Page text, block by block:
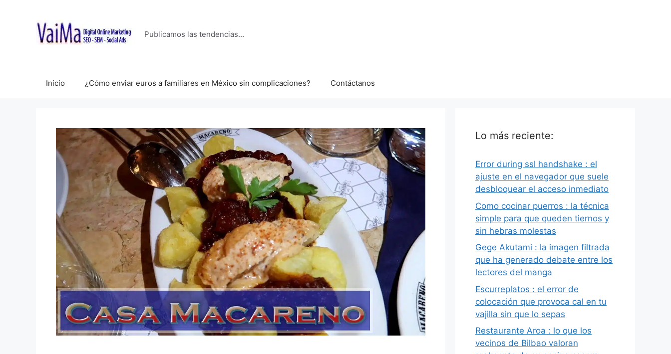
contenido
Publicamos las tendencias…
Inicio ¿Cómo enviar euros a familiares en México sin complicaciones? Contáctanos
Lo más reciente:
Error during ssl handshake : el
ajuste en el navegador que suele
desbloquear el acceso inmediato
Como cocinar puerros : la técnica
simple para que queden tiernos y
sin hebras molestas
Gege Akutami : la imagen filtrada
que ha generado debate entre los
lectores del manga
Escurreplatos : el error de
colocación que provoca cal en tu
vajilla sin que lo sepas
Restaurante Aroa : lo que los
vecinos de Bilbao valoran